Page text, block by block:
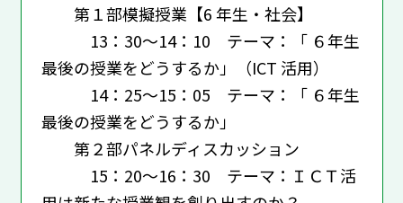
第１部模擬授業【6 年生・社会】
13：30～14：10 テーマ：「 ６年生
最後の授業をどうするか」（ICT 活用）
14：25～15：05 テーマ：「 ６年生
最後の授業をどうするか」
第２部パネルディスカッション
15：20～16：30 テーマ：ＩＣＴ活